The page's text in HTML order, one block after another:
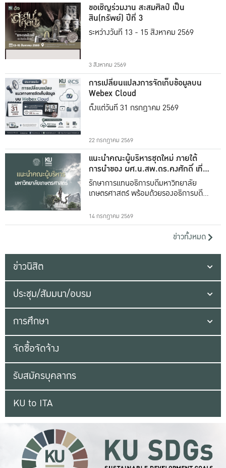
ขอเชิญร่วมงาน สะสมศิลป์ เป็น
สิน(ทรัพย์) ปีที่ 3
ระหว่างวันที่ 13 - 15 สิงหาคม 2569
3 สิงหาคม 2569
การเปลี่ยนแปลงการจัดเก็บข้อมูลบน
Webex Cloud
ตั้งแต่วันที่ 31 กรกฎาคม 2569
22 กรกฎาคม 2569
แนะนำคณะผู้บริหารชุดใหม่ ภายใต้
การนำของ ผศ.น.สพ.ดร.คงศักดิ์ เที่ยง
ธรรม
รักษาการแทนอธิการบดีมหาวิทยาลัย
เกษตรศาสตร์ พร้อมด้วยรองอธิการบดีทั้ง
14 กรกฎาคม 2569
ข่าวทั้งหมด
ข่าวนิสิต
ประชุม/สัมมนา/อบรม
การศึกษา
จัดซื้อจัดจ้าง
รับสมัครบุคลากร
KU to ITA